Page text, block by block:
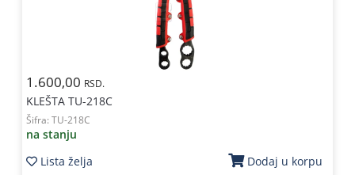
1.600,00 RSD.
KLEŠTA TU-218C
Šifra: TU-218C
na stanju
Lista želja
Dodaj u korpu